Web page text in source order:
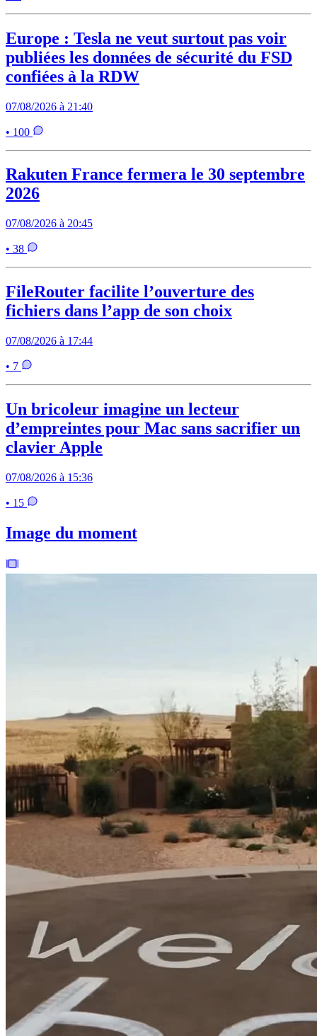
Europe : Tesla ne veut surtout pas voir
publiées les données de sécurité du FSD
confiées à la RDW
07/08/2026 à 21:40
• 100
Rakuten France fermera le 30 septembre
2026
07/08/2026 à 20:45
• 38
FileRouter facilite l’ouverture des
fichiers dans l’app de son choix
07/08/2026 à 17:44
• 7
Un bricoleur imagine un lecteur
d’empreintes pour Mac sans sacrifier un
clavier Apple
07/08/2026 à 15:36
• 15
Image du moment